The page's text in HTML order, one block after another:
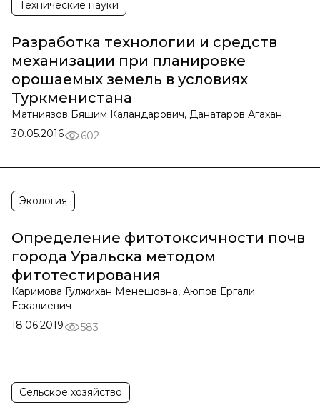
Технические науки
Разработка технологии и средств
механизации при планировке
орошаемых земель в условиях
Туркменистана
Матниязов Бяшим Каландарович, Данатаров Агахан
30.05.2016
602
Экология
Определение фитотоксичности почв
города Уральска методом
фитотестирования
Каримова Гулжихан Менешовна, Аюпов Ергали
Ескалиевич
18.06.2019
583
Сельское хозяйство